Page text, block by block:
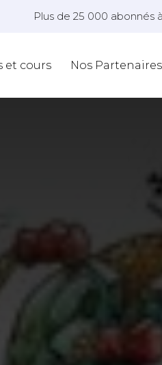
Plus de 25 000 abonnés
et cours Nos Partenaires